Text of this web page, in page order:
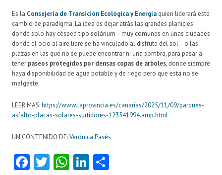
Es la Consejería de Transición Ecológica y Energía quien liderará este
cambio de paradigma. La idea es dejar atrás las grandes planicies
donde solo hay césped tipo solárium –muy comunes en unas ciudades
donde el ocio al aire libre se ha vinculado al disfrute del sol– o las
plazas en las que no se puede encontrar ni una sombra, para pasar a
tener paseos protegidos por densas copas de árboles, donde siempre
haya disponibilidad de agua potable y de riego pero que esta no se
malgaste.
LEER MAS:https://www.laprovincia.es/canarias/2025/11/09/parques-
asfalto-placas-solares-surtidores-123541994.amp.html
UN CONTENIDO DE:Verónica Pavés
Fa T W Li